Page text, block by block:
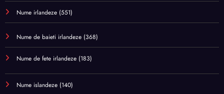
Nume irlandeze (551)
Nume de baieti irlandeze (368)
Nume de fete irlandeze (183)
Nume islandeze (140)